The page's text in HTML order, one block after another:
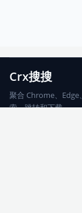
Crx搜搜
聚合 Chrome、
索、跳转和下载。